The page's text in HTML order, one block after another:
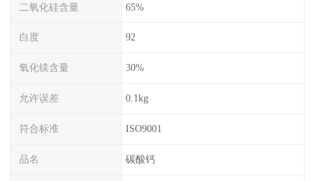
二氧化硅含量 65%
白度 92
氧化镁含量 30%
允许误差 0.1kg
符合标准 ISO9001
品名 碳酸钙